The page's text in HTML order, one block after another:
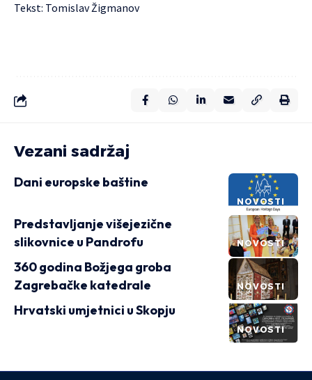
Tekst: Tomislav Žigmanov
Vezani sadržaj
NOVOSTI
Dani europske baštine
NOVOSTI
Predstavljanje višejezične
slikovnice u Pandrofu
NOVOSTI
360 godina Božjega groba
Zagrebačke katedrale
NOVOSTI
Hrvatski umjetnici u Skopju